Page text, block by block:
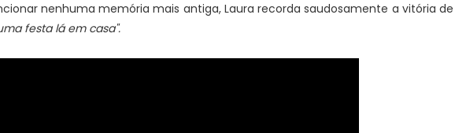
nenhuma memória mais antiga, Laura recorda saudosamente a vitória de
festa lá em casa".